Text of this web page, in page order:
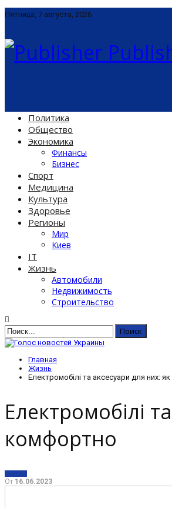
Пятница, 7 августа, 2026
Политика
Общество
Экономика
Финансы
Бизнес
Спорт
Медицина
Культура
Здоровье
Регионы
Мир
Киев
IT
Жизнь
Автомобили
Недвижимость
Строительство
Главная
Жизнь
Електромобілі та аксесуари для них:
Електромобілі
комфортно
От 16.06.2023